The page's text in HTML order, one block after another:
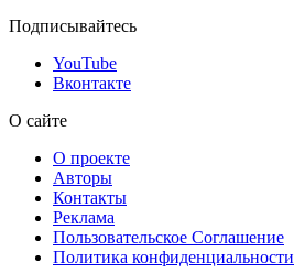
Подписывайтесь
YouTube
Вконтакте
О сайте
О проекте
Авторы
Контакты
Реклама
Пользовательское Соглашение
Политика конфиденциальности